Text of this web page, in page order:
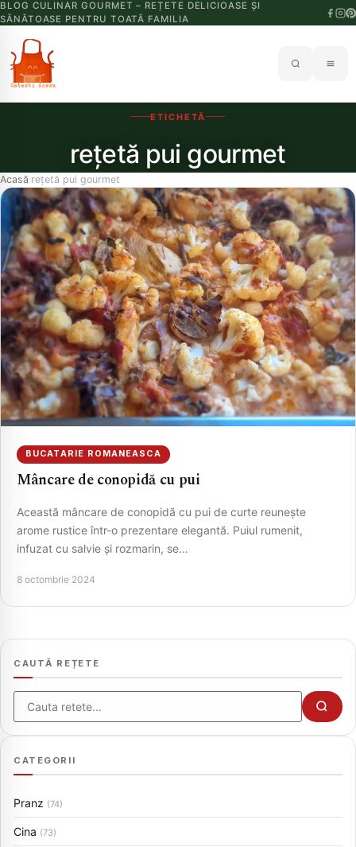
BLOG CULINAR GOURMET – REȚETE DELICIOASE ȘI
SĂNĂTOASE PENTRU TOATĂ FAMILIA
ETICHETĂ
rețetă pui gourmet
Acasă›rețetă pui gourmet
BUCATARIE ROMANEASCA
Mâncare de conopidă cu pui
Această mâncare de conopidă cu pui de curte reunește
arome rustice într-o prezentare elegantă. Puiul rumenit,
infuzat cu salvie și rozmarin, se…
8 octombrie 2024
CAUTĂ REȚETE
Cauta
CATEGORII
Pranz (74)
Cina (73)